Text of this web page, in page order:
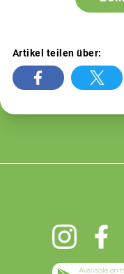
Artikel teilen über: